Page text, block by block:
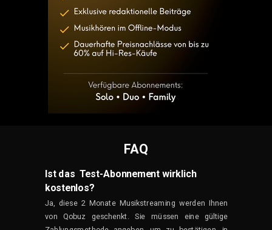
Ist das Test-Abonnement wirklich
kostenlos?
Ja, diese 2 Monate Musikstreaming werden Ihnen
von Qobuz geschenkt. Sie müssen eine gültige
FAQ